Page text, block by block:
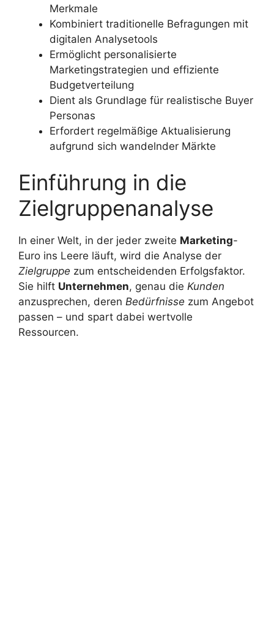
Merkmale
Kombiniert traditionelle Befragungen mit
digitalen Analysetools
Ermöglicht personalisierte
Marketingstrategien und effiziente
Budgetverteilung
Dient als Grundlage für realistische Buyer
Personas
Erfordert regelmäßige Aktualisierung
aufgrund sich wandelnder Märkte
Einführung in die
Zielgruppenanalyse
In einer Welt, in der jeder zweite Marketing-
Euro ins Leere läuft, wird die Analyse der
Zielgruppe zum entscheidenden Erfolgsfaktor.
Sie hilft Unternehmen, genau die Kunden
anzusprechen, deren Bedürfnisse zum Angebot
passen – und spart dabei wertvolle
Ressourcen.